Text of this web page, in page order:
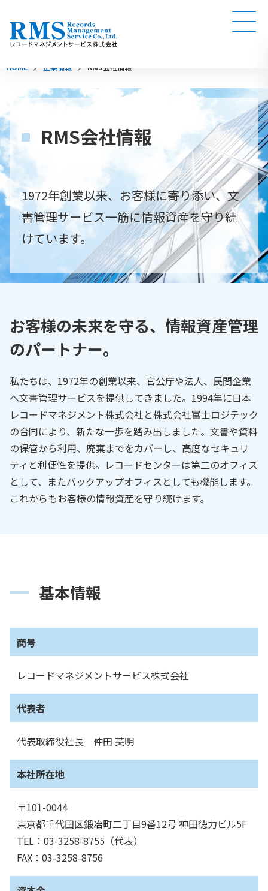
HOME 企業情報 RMS会社情報
RMS会社情報
1972年創業以来、お客様に寄り添い、文
書管理サービス一筋に情報資産を守り続
けています。
お客様の未来を守る、情報資産管理
のパートナー。
私たちは、1972年の創業以来、官公庁や法人、民間企業
へ文書管理サービスを提供してきました。1994年に日本
レコードマネジメント株式会社と株式会社富士ロジテック
の合同により、新たな一歩を踏み出しました。文書や資料
の保管から利用、廃棄までをカバーし、高度なセキュリ
ティと利便性を提供。レコードセンターは第二のオフィス
として、またバックアップオフィスとしても機能します。
これからもお客様の情報資産を守り続けます。
基本情報
商号
レコードマネジメントサービス株式会社
代表者
代表取締役社⻑ 仲田 英明
本社所在地
〒101-0044
東京都千代⽥区鍛冶町⼆丁⽬9番12号 神⽥徳⼒ビル5F
TEL：03-3258-8755（代表）
FAX：03-3258-8756